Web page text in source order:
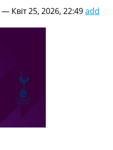
— Квіт 25, 2026, 22:49add